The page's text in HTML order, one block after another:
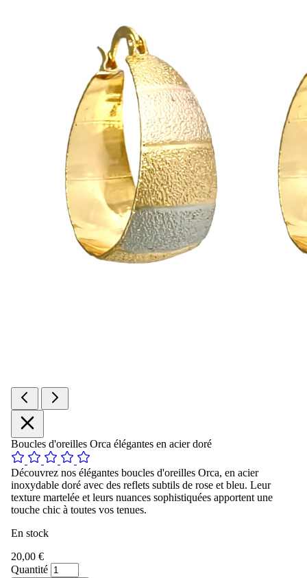
Boucles d'oreilles Orca élégantes en acier doré
Découvrez nos élégantes boucles d'oreilles Orca, en acier
inoxydable doré avec des reflets subtils de rose et bleu. Leur
texture martelée et leurs nuances sophistiquées apportent une
touche chic à toutes vos tenues.
En stock
20,00 €
Quantité